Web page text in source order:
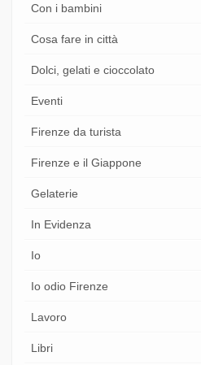
Con i bambini
Cosa fare in città
Dolci, gelati e cioccolato
Eventi
Firenze da turista
Firenze e il Giappone
Gelaterie
In Evidenza
Io
Io odio Firenze
Lavoro
Libri